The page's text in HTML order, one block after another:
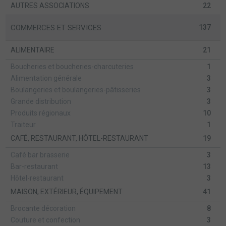
AUTRES ASSOCIATIONS 22
COMMERCES ET SERVICES 137
ALIMENTAIRE 21
Boucheries et boucheries-charcuteries
1
Alimentation générale
3
Boulangeries et boulangeries-pâtisseries
3
Grande distribution
3
Produits régionaux
10
Traiteur
1
CAFÉ, RESTAURANT, HÔTEL-RESTAURANT
19
Café bar brasserie
3
Bar-restaurant
13
Hôtel-restaurant
3
MAISON, EXTÉRIEUR, ÉQUIPEMENT
41
Brocante décoration
8
Couture et confection
3